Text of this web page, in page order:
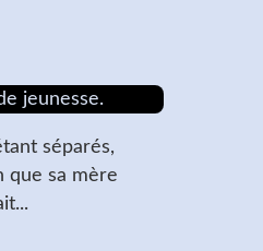
séparés,
que sa mère